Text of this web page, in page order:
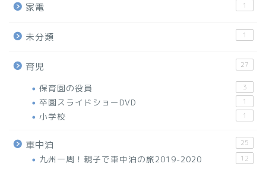
家電 1
未分類 1
育児 27
保育園の役員 3
卒園スライドショーDVD 1
小学校 1
車中泊 25
九州一周！親子で車中泊の旅2019-2020 12